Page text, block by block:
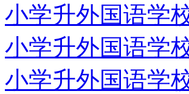
小学升外国语学
小学升外国语学
小学升外国语学